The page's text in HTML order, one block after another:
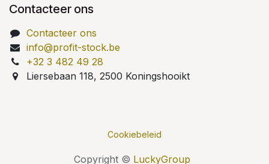
Contacteer ons
Contacteer ons
info@profit-stock.be
+32 3 482 49 28
Liersebaan 118, 2500 Koningshooikt
Cookiebeleid
Copyright © LuckyGroup